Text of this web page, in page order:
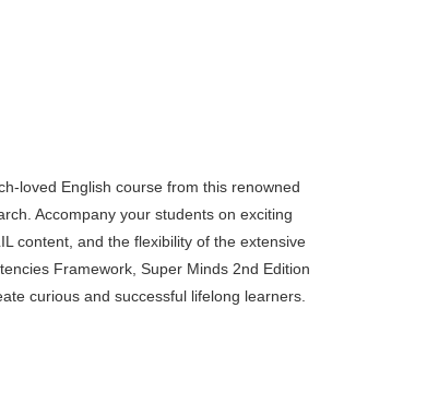
loved English course from this renowned
Accompany your students on exciting
content, and the flexibility of the extensive
Framework, Super Minds 2nd Edition
curious and successful lifelong learners.